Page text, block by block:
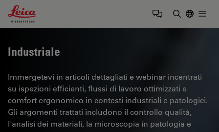
Leica Microsystems Logo
Industriale
Immergetevi in articoli dettagliati e webinar incentrati
su ispezioni efficienti, flussi di lavoro ottimizzati e
comfort ergonomico in contesti industriali e patologici.
Gli argomenti trattati includono il controllo qualità,
l'analisi dei materiali, la microscopia in patologia e